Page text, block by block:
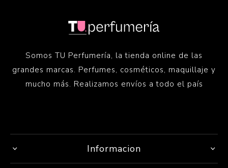
Somos TU Perfumería, la tienda online de las
grandes marcas. Perfumes, cosméticos, maquillaje y
mucho más. Realizamos envíos a todo el país
Informacion